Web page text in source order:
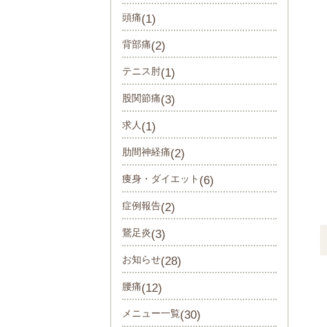
頭痛(1)
背部痛(2)
テニス肘(1)
股関節痛(3)
求人 (1)
肋間神経痛(2)
痩身・ダイエット (6)
症例報告(2)
鵞足炎(3)
お知らせ(28)
腰痛(12)
メニュー一覧(30)